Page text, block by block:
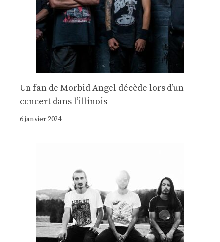
Un fan de Morbid Angel décède lors d’un
concert dans l’illinois
6 janvier 2024